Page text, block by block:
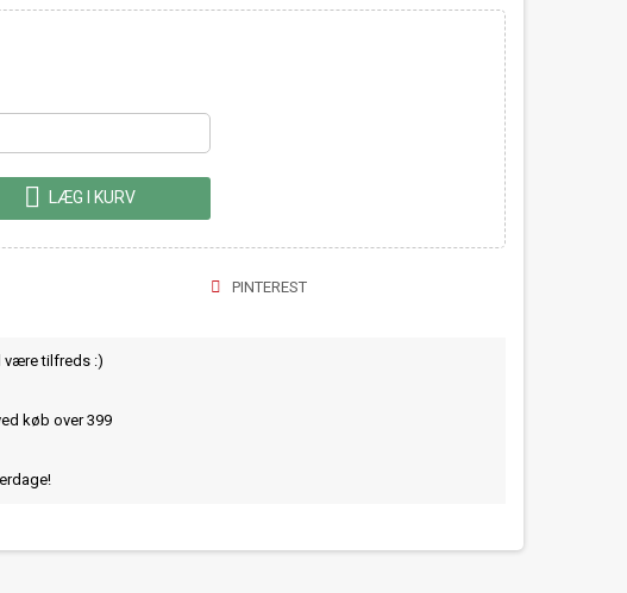
 LÆG I KURV
PINTEREST
være tilfreds :)
køb over 399